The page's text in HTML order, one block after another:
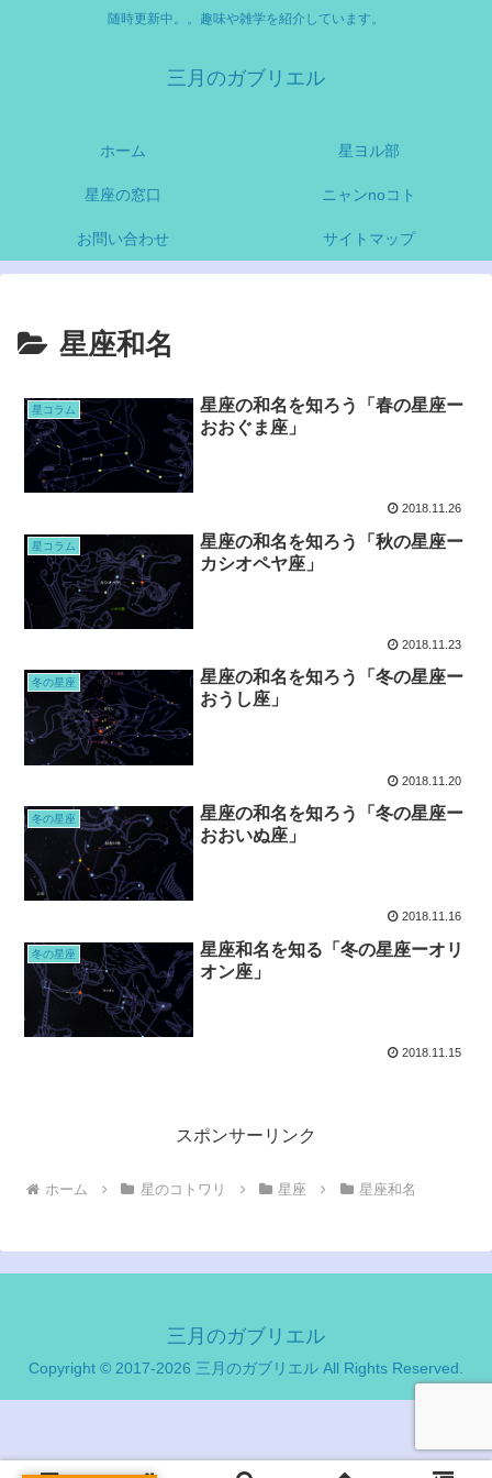
随時更新中。。趣味や雑学を紹介しています。
三月のガブリエル
ホーム 星ヨル部
星座の窓口 ニャンnoコト
お問い合わせ サイトマップ
星座和名
星コラム
星座の和名を知ろう「春の星座ー
おおぐま座」
2018.11.26
星コラム
星座の和名を知ろう「秋の星座ー
カシオペヤ座」
2018.11.23
冬の星座
星座の和名を知ろう「冬の星座ー
おうし座」
2018.11.20
冬の星座
星座の和名を知ろう「冬の星座ー
おおいぬ座」
2018.11.16
冬の星座
星座和名を知る「冬の星座ーオリ
オン座」
2018.11.15
スポンサーリンク
ホーム 星のコトワリ 星座 星座和名
三月のガブリエル
Copyright © 2017-2026 三月のガブリエル All Rights Reserved.